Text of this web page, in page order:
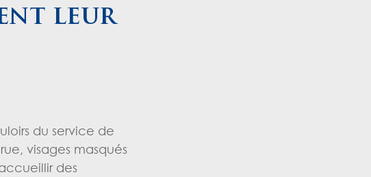
leur
du service de
visages masqués
des